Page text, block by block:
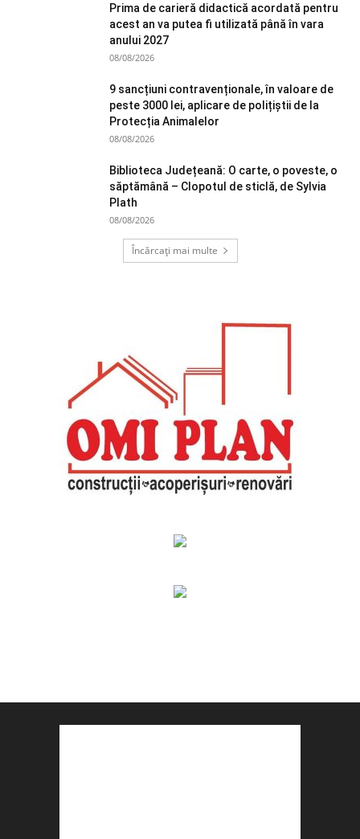
Prima de carieră didactică acordată pentru
acest an va putea fi utilizată până în vara
anului 2027
08/08/2026
9 sancțiuni contravenționale, în valoare de
peste 3000 lei, aplicare de polițiștii de la
Protecția Animalelor
08/08/2026
Biblioteca Județeană: O carte, o poveste, o
săptămână – Clopotul de sticlă, de Sylvia
Plath
08/08/2026
Încărcați mai multe